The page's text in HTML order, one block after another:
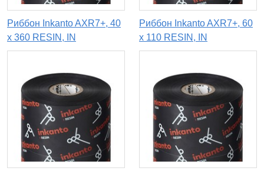
Риббон Inkanto AXR7+, 40
х 360 RESIN, IN
Риббон Inkanto AXR7+, 60
x 110 RESIN, IN